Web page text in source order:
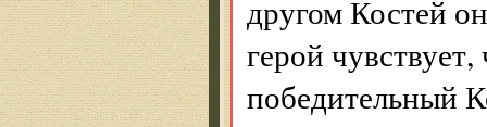
другом Костей
герой
победительный